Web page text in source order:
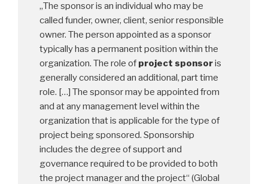
„The sponsor is an individual who may be
called funder, owner, client, senior responsible
owner. The person appointed as a sponsor
typically has a permanent position within the
organization. The role of project sponsoris
generally considered an additional, part time
role. […] The sponsor may be appointed from
and at any management level within the
organization that is applicable for the type of
project being sponsored. Sponsorship
includes the degree of support and
governance required to be provided to both
the project manager and the project“ (Global